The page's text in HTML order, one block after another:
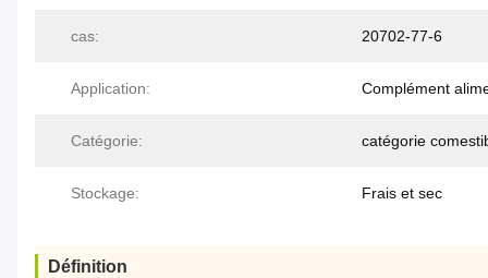
cas: 20702-77-6
Application: Complément
Catégorie: catégorie
Stockage: Frais et sec
Définition